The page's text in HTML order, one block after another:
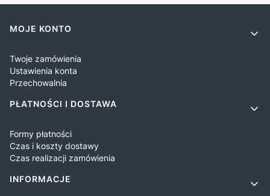
Linki w stopce
MOJE KONTO
Twoje zamówienia
Ustawienia konta
Przechowalnia
PŁATNOŚCI I DOSTAWA
Formy płatności
Czas i koszty dostawy
Czas realizacji zamówienia
INFORMACJE